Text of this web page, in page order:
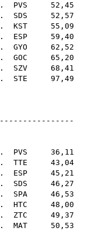
. PVS 52,45
. SDS 52,57
KST 55,09
. ESP 59,40
. GYO 62,52
. GOC 65,20
. SZV 68,41
. STE 97,49
. PVS 36,11
. TTE 43,04
. ESP 45,21
. SDS 46,27
. SPA 46,53
. HTC 48,00
ZTC 49,37
. MAT 50,53